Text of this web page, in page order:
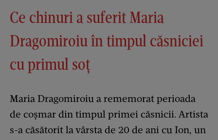
Ce chinuri a suferit Maria
Dragomiroiu în timpul căsniciei
cu primul soț
Maria Dragomiroiu a rememorat perioada
de coșmar din timpul primei căsnicii. Artista
s-a căsătorit la vârsta de 20 de ani cu Ion, un